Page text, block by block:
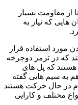
مقاومت بسیار
هایی که نیاز به
مورد استفاده قرار
که در ترمز دوچرخه
که پل های
به سیم هایی گفته
در حال حرکت هستند
مختلف و کارایی